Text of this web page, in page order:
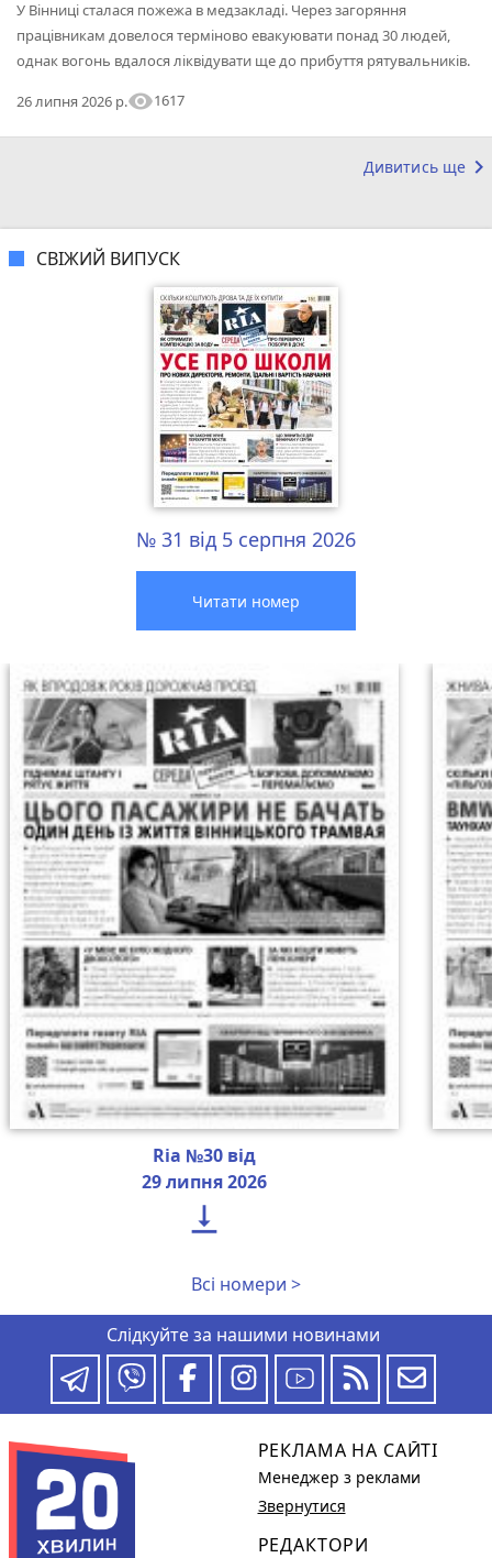
У Вінниці сталася пожежа в медзакладі. Через загоряння
працівникам довелося терміново евакуювати понад 30 людей,
однак вогонь вдалося ліквідувати ще до прибуття рятувальників.
26 липня 2026 р.visibility1617
Дивитись ще keyboard_arrow_right
СВІЖИЙ ВИПУСК
№ 31 від 5 серпня 2026
Читати номер
Ria №30 від
29 липня 2026

Всі номери >
Слідкуйте за нашими новинами
РЕКЛАМА НА САЙТІ
Менеджер з реклами
Звернутися
РЕДАКТОРИ